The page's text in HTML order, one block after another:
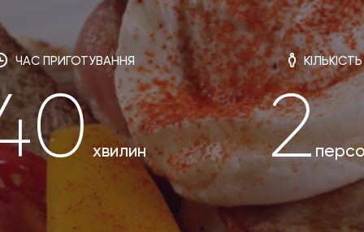
ЧАС ПРИГОТУВАННЯ
хвилин
КІЛЬКІСТЬ
2